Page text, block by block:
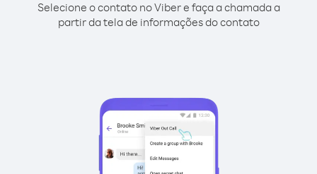
Selecione o contato no Viber e faça a chamada a
partir da tela de informações do contato